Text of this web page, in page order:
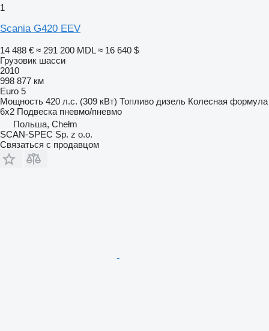
1
Scania G420 EEV
14 488 € ≈ 291 200 MDL ≈ 16 640 $
Грузовик шасси
2010
998 877 км
Euro 5
Мощность 420 л.с. (309 кВт) Топливо дизель Колесная формула
6x2 Подвеска пневмо/пневмо
Польша, Chełm
SCAN-SPEC Sp. z o.o.
Связаться с продавцом